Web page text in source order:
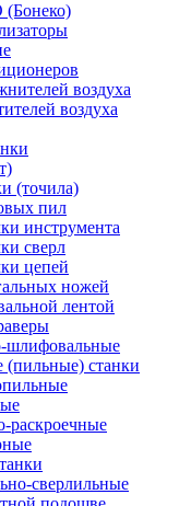
(Бонеко)
воздуха
воздуха
(точила)
пил
инструмента
сверл
цепей
ножей
лентой
шлифовальные
(пильные) станки
раскроечные
сверлильные